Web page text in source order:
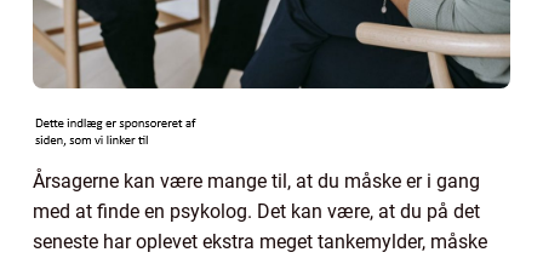
Årsagerne kan være mange til, at du måske er i gang
med at finde en psykolog. Det kan være, at du på det
seneste har oplevet ekstra meget tankemylder, måske